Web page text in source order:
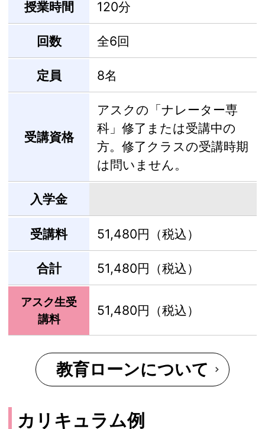
授業時間 120分
回数 全6回
定員 8名
受講資格
アスクの「ナレーター専
科」修了または受講中の
方。修了クラスの受講時期
は問いません。
入学金
受講料 51,480円（税込）
合計 51,480円（税込）
アスク生受
講料
51,480円（税込）
教育ローンについて
カリキュラム例